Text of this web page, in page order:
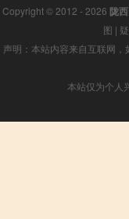
Copyright © 2012 - 2026 陇
图 |
声明：本站内容来自互联网
本站仅为个人